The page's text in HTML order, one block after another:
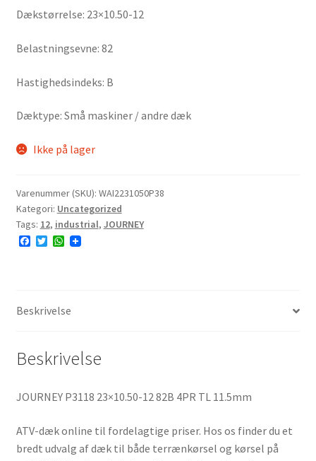
Dækstørrelse: 23×10.50-12
Belastningsevne: 82
Hastighedsindeks: B
Dæktype: Små maskiner / andre dæk
Ikke på lager
Varenummer (SKU): WAI2231050P38
Kategori: Uncategorized
Tags: 12, industrial, JOURNEY
F
o
T
r
W
p
Beskrivelse
Beskrivelse
JOURNEY P3118 23×10.50-12 82B 4PR TL 11.5mm
ATV-dæk online til fordelagtige priser. Hos os finder du et
bredt udvalg af dæk til både terrænkørsel og kørsel på